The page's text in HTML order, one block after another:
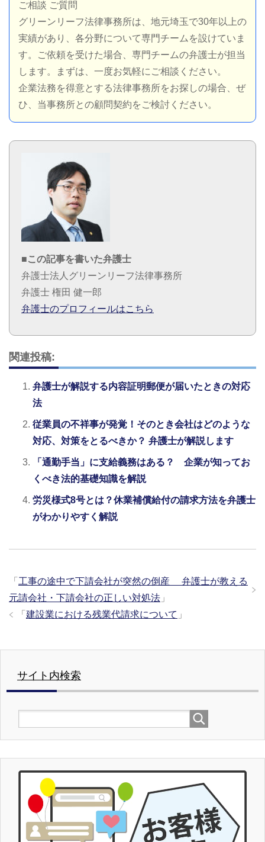
ご相談 ご質問
グリーンリーフ法律事務所は、地元埼玉で30年以上の
実績があり、各分野について専門チームを設けていま
す。ご依頼を受けた場合、専門チームの弁護士が担当
します。まずは、一度お気軽にご相談ください。
企業法務を得意とする法律事務所をお探しの場合、ぜ
ひ、当事務所との顧問契約をご検討ください。
■この記事を書いた弁護士
弁護士法人グリーンリーフ法律事務所
弁護士 権田 健一郎
弁護士のプロフィールはこちら
関連投稿:
弁護士が解説する内容証明郵便が届いたときの対応
法
従業員の不祥事が発覚！そのとき会社はどのような
対応、対策をとるべきか？ 弁護士が解説します
「通勤手当」に支給義務はある？ 企業が知ってお
くべき法的基礎知識を解説
労災様式8号とは？休業補償給付の請求方法を弁護士
がわかりやすく解説
「 工事の途中で下請会社が突然の倒産 弁護士が教える
元請会社・下請会社の正しい対処法 」
「 建設業における残業代請求について 」
サイト内検索